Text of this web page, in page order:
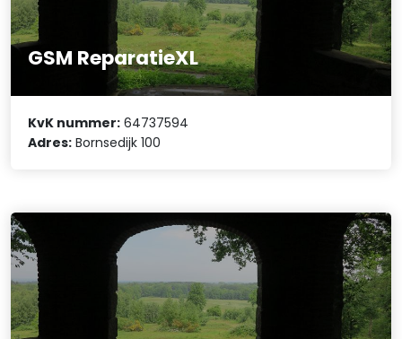
GSM ReparatieXL
KvK nummer: 64737594
Adres: Bornsedijk 100